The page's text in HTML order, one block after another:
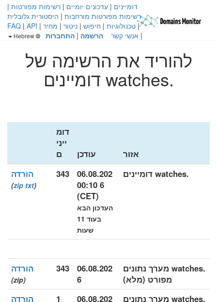
דומיינים | עדכונים יומיים | רשימות מפורטות |
רשימות מפורטות מורחבות | היסטורית גלובלית
| טכנולוגיות | חיפוש | ניטור | מחיר |
FAQ | API
| אנשי קשר הרשמה | התחברות
להוריד את הרשימה של
.watches דומיינים
אזור עודכן
דומ
ייני
ם
.watches דומיינים
06.08.202
6 00:10
(CET)
העדכון הבא
בעוד 11
שעות
343 הורדה
(
zip txt
)
.watches מערך נתונים
מפורט (מלא)
06.08.202
6
343 הורדה
(zip)
.watches מערך נתונים
06.08.202
1 הורדה